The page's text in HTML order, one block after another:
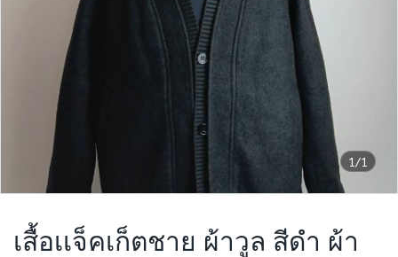
1/1
เสื้อเเจ็คเก็ตชาย ผ้าวูล สีดำ ผ้า